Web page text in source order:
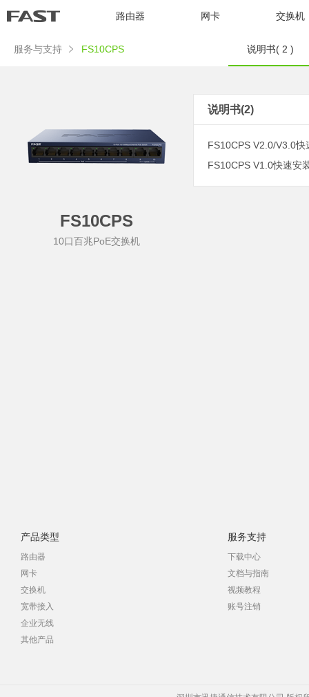
路由器 网卡 交换机
服务与支持 FS10CPS 说明书( 2 )
FS10CPS
10口百兆PoE交换机
说明书(2)
FS10CPS V2.0/V3.0
FS10CPS V1.0快速安
产品类型
路由器
网卡
交换机
宽带接入
企业无线
其他产品
服务支持
下载中心
文档与指南
视频教程
账号注销